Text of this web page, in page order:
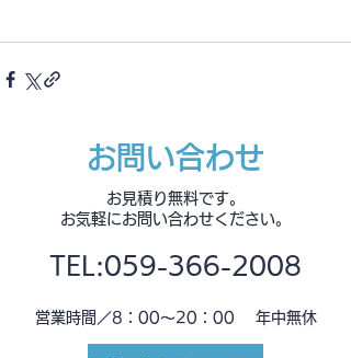
お問い合わせ
お見積り無料です。
お気軽にお問い合わせください。
​TEL:059-366-2008
営業時間／8：00～20：00 年中無休